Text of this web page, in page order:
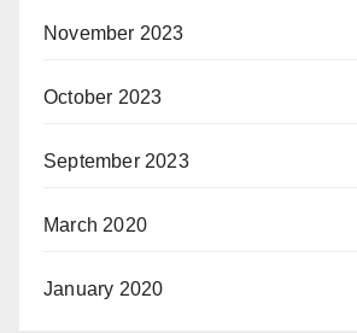
November 2023
October 2023
September 2023
March 2020
January 2020